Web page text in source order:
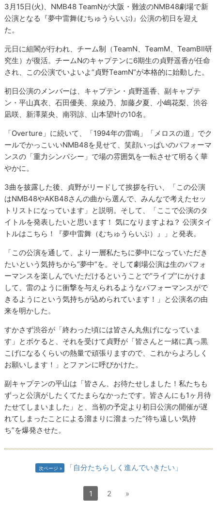
3月15日(火)、NMB48 TeamNが大阪・難波のNMB48劇場で新
公演となる『夢中雷舞(むちゅうらいぶ)』公演の初日を迎え
た。
元日に組閣が行われ、チーム制（TeamN、TeamM、TeamBⅡ研
究生）が復活。チームNのキャプテンに6期生の貞野遥香が任命
され、この公演でいよいよ“貞野TeamN”が本格的に始動した。
初日公演のメンバーは、キャプテン・貞野遥香、副キャプテ
ン・平山真衣、石田優美、泉綾乃、加藤夕夏、小嶋花梨、渋谷
凪咲、新澤菜央、南羽諒、山本望叶の10名。
「Overture」に続いて、「1994年の雷鳴」「メロスの道」でク
ールでかっこいいNMB48を見せて、笑顔いっぱいのパフォーマ
ンスの「重力シンパシー」で場の雰囲気を一転させて明るく華
やかに。
3曲を披露した後、貞野がリードして挨拶を行い、「この公演
はNMB48やAKB48さんの曲から選んで、みんなで考えたセッ
トリストになっています」と説明。そして、「ここで公演のタ
イトルを発表したいと思います！ 気になりますよね？ 公演タイ
トルはこちら！『夢中雷舞（むちゅうらいぶ）』」と発表。
「この公演を通して、より一層私たちに夢中になっていただき
たいという気持ちから“夢中”を。そして劇場公演は生のパフォ
ーマンスを楽しんでいただけるということで“ライブ”にかけま
して、雷のように衝撃を与えられるようなパフォーマンスがで
きるようにという気持ちが込められています！」と公演名の由
来を明かした。
すかさず渋谷が「終わった頃には皆さん丸焦げになっていま
す」とボケると、それを受けて貞野が「皆さんと一緒に真っ黒
こげになるくらいの熱量で頑張りますので、これからよろしく
お願いします！」とファンに呼びかけた。
副キャプテンの平山は「皆さん、お待たせしました！私たちも
ずっと公演がしたくてたまらなかったです。皆さんにも1ヶ月待
たせてしまいました」と、当初の予定より初日公演の開催が遅
れてしまったことによる溜まりに溜まった“待ち遠しい気持
ち”を爆発させた。
次ページ 「自分たちらしく進んでいきたい」
1 2 »